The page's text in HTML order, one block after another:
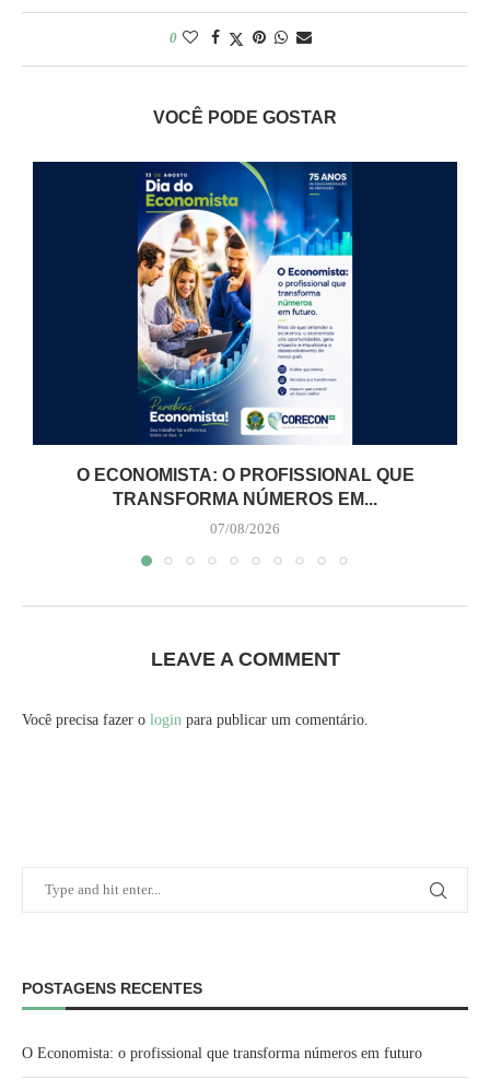
0
VOCÊ PODE GOSTAR
O ECONOMISTA: O PROFISSIONAL QUE
TRANSFORMA NÚMEROS EM...
07/08/2026
LEAVE A COMMENT
Você precisa fazer o login para publicar um comentário.
POSTAGENS RECENTES
O Economista: o profissional que transforma números em futuro